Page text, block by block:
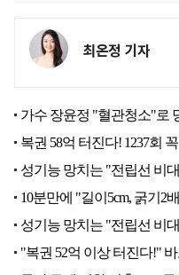
최온정 기자